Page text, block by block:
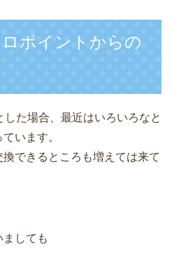
ポイントからの
た場合、最近はいろいろなと
います。
できるところも増えては来て
ましても